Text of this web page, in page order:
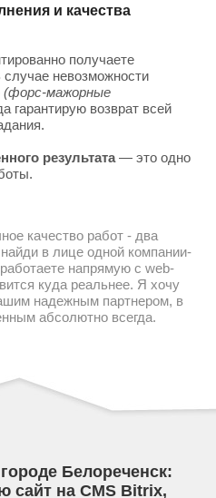
и качества
получаете
случае невозможности
(форс-мажорные
гарантирую возврат всей
результата— это одно
качество работ - два
в лице одной компании-
напрямую с web-
куда реальнее. Я хочу
надежным партнером, в
абсолютно всегда.
Белореченск:
сайт на CMS Bitrix,